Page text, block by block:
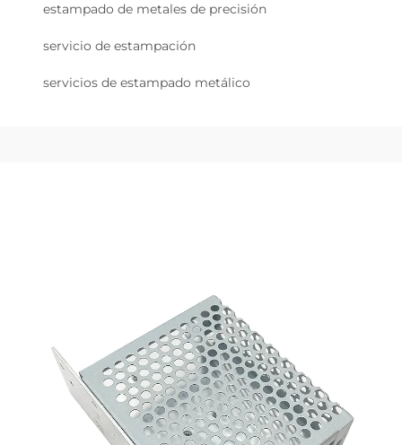
estampado de metales de precisión
servicio de estampación
servicios de estampado metálico